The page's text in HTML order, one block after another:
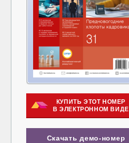
КУПИТЬ ЭТОТ НОМЕР
В ЭЛЕКТРОННОМ ВИДЕ
Скачать демо-номер